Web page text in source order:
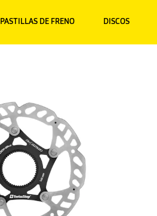
PASTILLAS DE FRENO DISCOS